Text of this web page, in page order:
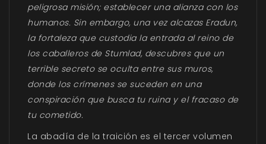
peligrosa misión; establecer una alianza con los
humanos. Sin embargo, una vez alcazas Eradun,
la fortaleza que custodia la entrada al reino de
los caballeros de Stumlad, descubres que un
terrible secreto se oculta entre sus muros,
donde los crímenes se suceden en una
conspiración que busca tu ruina y el fracaso de
tu cometido.
La abadía de la traición es el tercer volumen